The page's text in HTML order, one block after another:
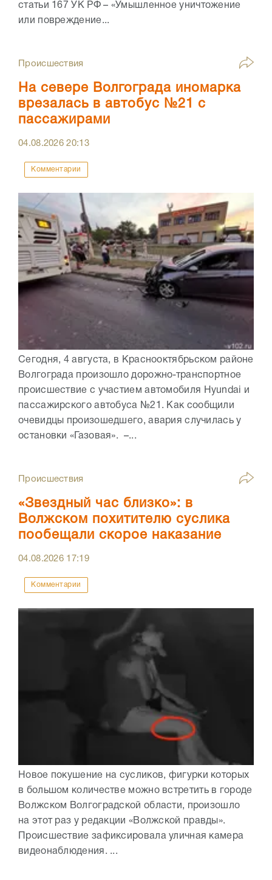
статьи 167 УК РФ – «Умышленное уничтожение
или повреждение...
Происшествия
На севере Волгограда иномарка
врезалась в автобус №21 с
пассажирами
04.08.202620:13
Комментарии
Сегодня, 4 августа, в Краснооктябрьском районе
Волгограда произошло дорожно-транспортное
происшествие с участием автомобиля Hyundai и
пассажирского автобуса №21. Как сообщили
очевидцы произошедшего, авария случилась у
остановки «Газовая». –...
Происшествия
«Звездный час близко»: в
Волжском похитителю суслика
пообещали скорое наказание
04.08.2026 17:19
Комментарии
Новое покушение на сусликов, фигурки которых
в большом количестве можно встретить в городе
Волжском Волгоградской области, произошло
на этот раз у редакции «Волжской правды».
Происшествие зафиксировала уличная камера
видеонаблюдения. ...